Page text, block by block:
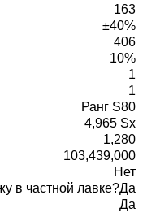
163
±40%
406
10%
1
1
Ранг S80
4,965 Sx
1,280
103,439,000
Нет
в частной лавке?Да
Да